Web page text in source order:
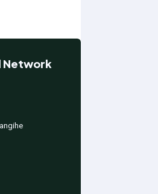
Network